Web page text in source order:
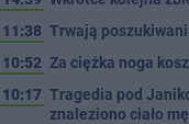
11:38 Trwają
10:52 Za ciężka noga
10:17 Tragedia pod
znaleziono ciało